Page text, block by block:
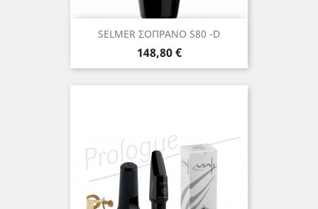
SELMER ΣΟΠΡΑΝΟ S80 -D
Τιμή
148,80 €